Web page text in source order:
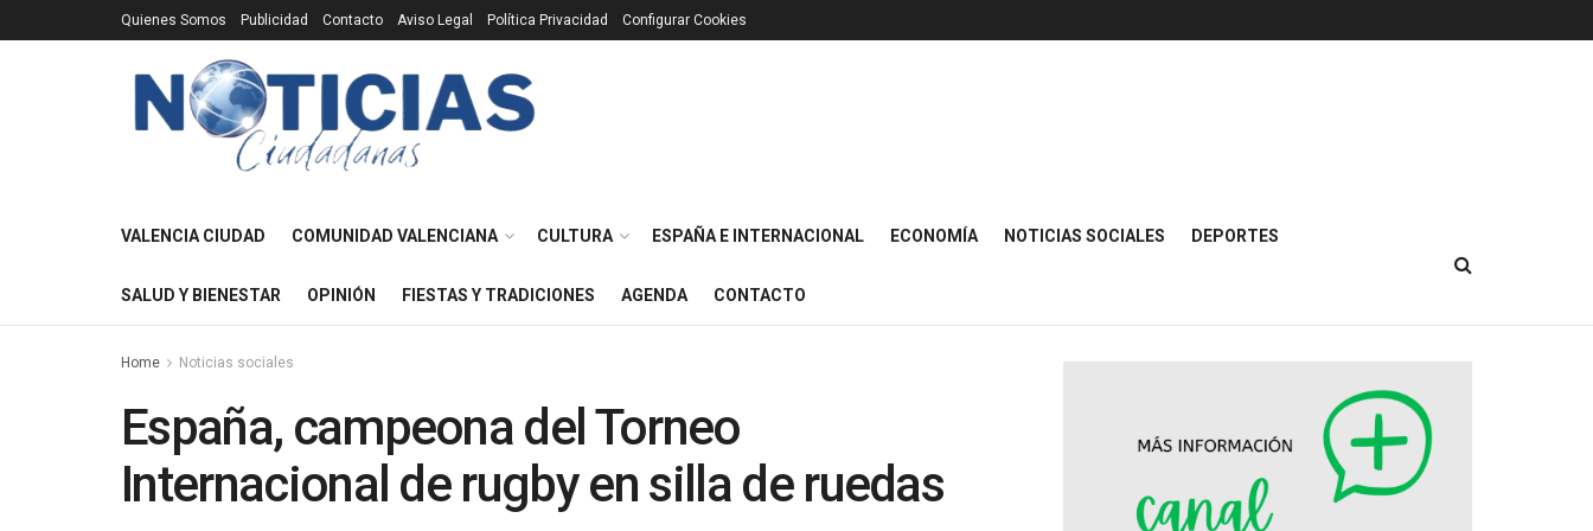
Quienes Somos Publicidad Contacto Aviso Legal Política Privacidad Configurar Cookies
VALENCIA CIUDAD COMUNIDAD VALENCIANA CULTURA ESPAÑA E INTERNACIONAL ECONOMÍA NOTICIAS SOCIALES DEPORTES
SALUD Y BIENESTAR OPINIÓN FIESTAS Y TRADICIONES AGENDA CONTACTO
Home Noticias sociales
España, campeona del Torneo
Internacional de rugby en silla de ruedas